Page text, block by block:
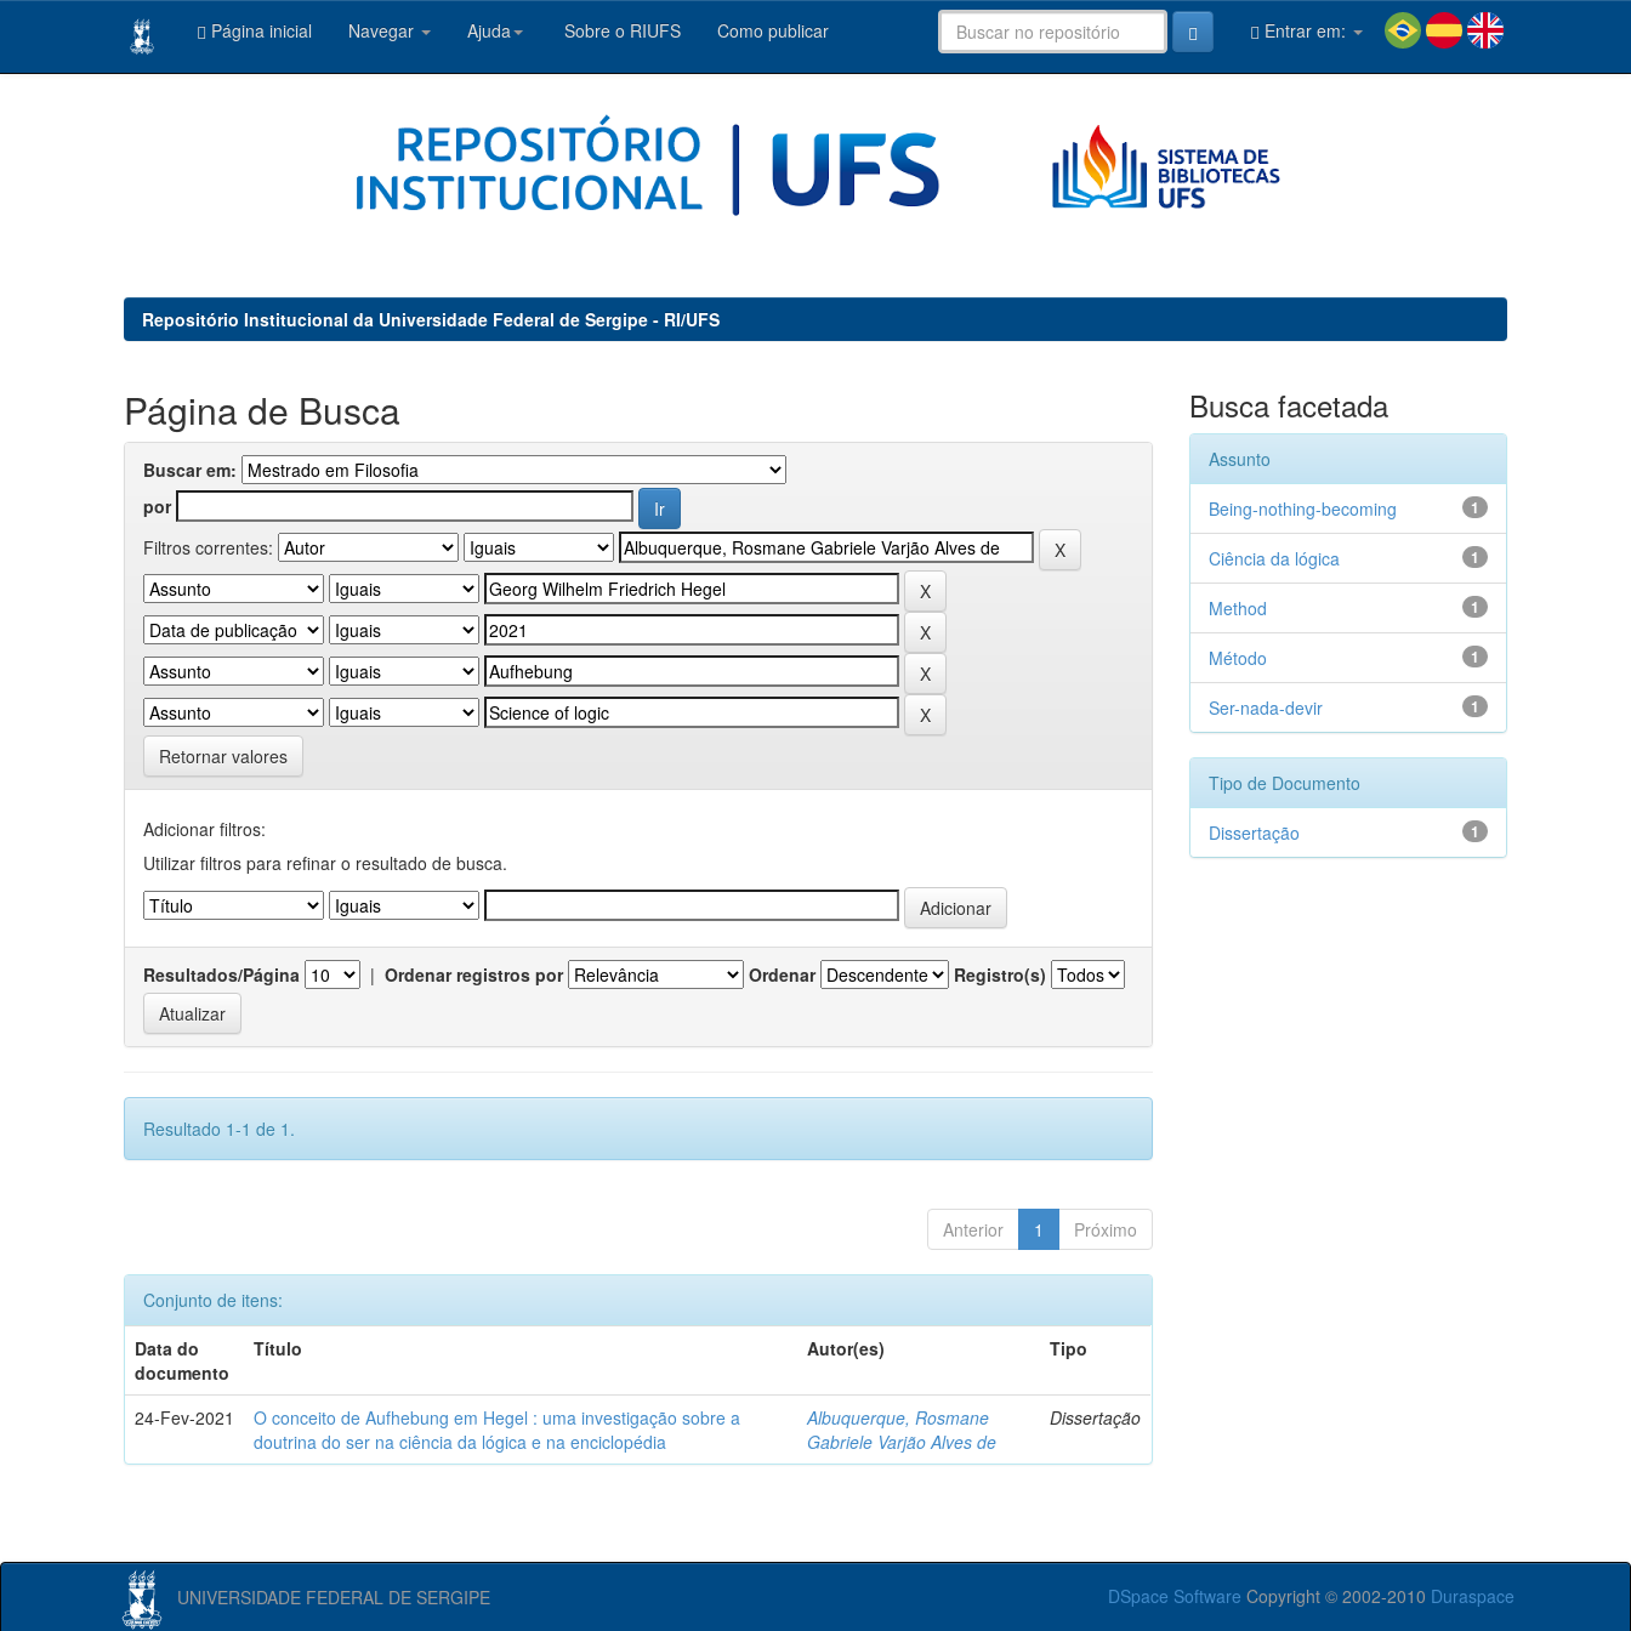
Página inicial Navegar Ajuda Sobre o RIUFS Como publicar Entrar em:
Repositório Institucional da Universidade Federal de Sergipe - RI/UFS
Página de Busca
Buscar em:
por
Filtros correntes:
Retornar valores
Adicionar filtros:
Utilizar filtros para refinar o resultado de busca.
Resultados/Página | Ordenar registros por Ordenar Registro(s)
Resultado 1-1 de 1.
Anterior 1 Próximo
Conjunto de itens:
Data do
documento
Título Autor(es) Tipo
24-Fev-2021
O conceito de Aufhebung em Hegel : uma investigação sobre a
doutrina do ser na ciência da lógica e na enciclopédia
Albuquerque, Rosmane
Gabriele Varjão Alves de
Dissertação
Busca facetada
Assunto
1
Being-nothing-becoming
1
Ciência da lógica
1
Method
1
Método
1
Ser-nada-devir
Tipo de Documento
1
Dissertação
UNIVERSIDADE FEDERAL DE SERGIPE DSpace Software Copyright © 2002-2010 Duraspace